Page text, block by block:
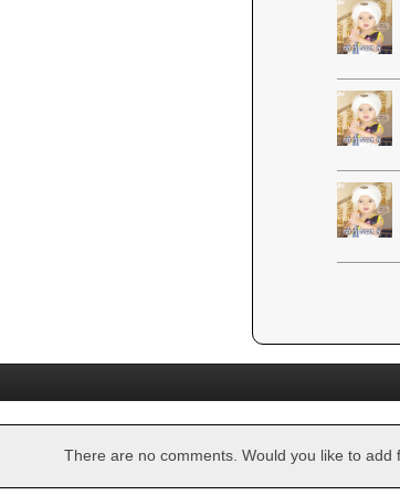
There are no comments. Would you like to add